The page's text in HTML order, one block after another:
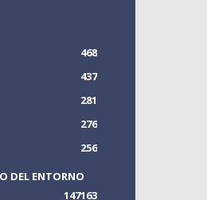
468
437
281
276
256
DEL ENTORNO
163
147